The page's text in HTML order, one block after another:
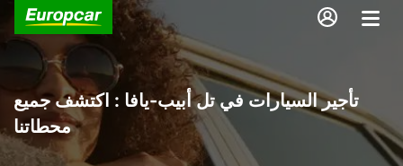
تأجير السيارات في تل أبيب-يافا : اكتشف جميع
محطاتنا